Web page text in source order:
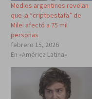
Medios argentinos revelan
que la “criptoestafa” de
Milei afectó a 75 mil
personas
febrero 15, 2026
En «América Latina»